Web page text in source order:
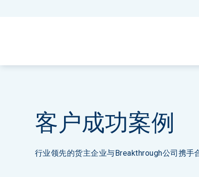
客户成功案例
行业领先的货主企业与Breakthrough公司携手